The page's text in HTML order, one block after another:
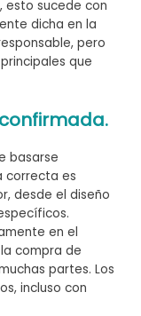
esto sucede con
dicha en la
pero
que
basarse
correcta es
desde el diseño
en el
compra de
partes. Los
incluso con